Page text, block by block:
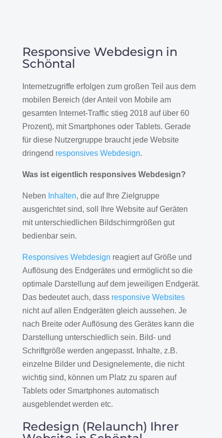
Responsive Webdesign in
Schöntal
Internetzugriffe erfolgen zum großen Teil aus dem
mobilen Bereich (der Anteil von Mobile am
gesamten Internet-Traffic stieg 2018 auf über 60
Prozent), mit Smartphones oder Tablets. Gerade
für diese Nutzergruppe braucht jede Website
dringend responsives Webdesign.
Was ist eigentlich responsives Webdesign?
Neben Inhalten, die auf Ihre Zielgruppe
ausgerichtet sind, soll Ihre Website auf Geräten
mit unterschiedlichen Bildschirmgrößen gut
bedienbar sein.
Responsives Webdesign reagiert auf Größe und
Auflösung des Endgerätes und ermöglicht so die
optimale Darstellung auf dem jeweiligen Endgerät.
Das bedeutet auch, dass responsive Websites
nicht auf allen Endgeräten gleich aussehen. Je
nach Breite oder Auflösung des Gerätes kann die
Darstellung unterschiedlich sein. Bild- und
Schriftgröße werden angepasst. Inhalte, z.B.
einzelne Bilder und Designelemente, die nicht
wichtig sind, können um Platz zu sparen auf
Tablets oder Smartphones automatisch
ausgeblendet werden etc.
Redesign (Relaunch) Ihrer